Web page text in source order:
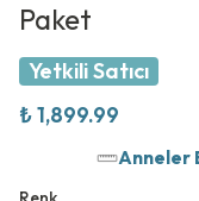
Paket
Yetkili Satıcı
₺ 1,899.99
Anneler